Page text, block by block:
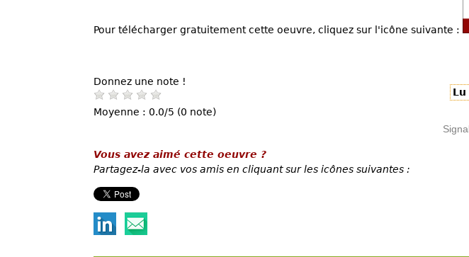
Pour télécharger gratuitement cette oeuvre, cliquez sur l'icône suivante :
Donnez une note !
Moyenne : 0.0/5 (0 note)
Vous avez aimé cette oeuvre ?
Partagez-la avec vos amis en cliquant sur les icônes suivantes :